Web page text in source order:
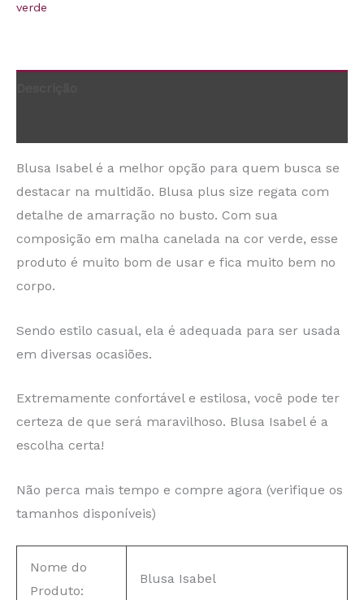
verde
Blusa Isabel é a melhor opção para quem busca se
destacar na multidão. Blusa plus size regata com
detalhe de amarração no busto. Com sua
composição em malha canelada na cor verde, esse
produto é muito bom de usar e fica muito bem no
corpo.
Sendo estilo casual, ela é adequada para ser usada
em diversas ocasiões.
Extremamente confortável e estilosa, você pode ter
certeza de que será maravilhoso. Blusa Isabel é a
escolha certa!
Não perca mais tempo e compre agora (verifique os
tamanhos disponíveis)
Nome do
Produto:
Blusa Isabel